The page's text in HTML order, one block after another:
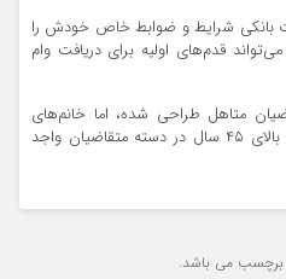
بانکی شرایط و ضوابط خاص خودش را
می‌تواند قدم‌های اولیه برای دریافت وام
متاهل طراحی شده، اما خانم‌های
مجرد بالای ۳۵ سال و آقایان مجرد بالای ۴۵ سال در دسته متقاضیان واجد
می باشد.